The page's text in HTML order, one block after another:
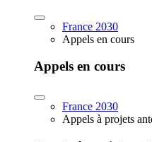
France 2030
Appels en cours
Appels en cours
France 2030
Appels à projets